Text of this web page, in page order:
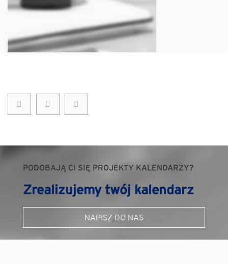
PODOBAJĄ CI SIĘ PROJEKTY KALENDARZY?
Zrealizujemy twój kalendarz
NAPISZ DO NAS